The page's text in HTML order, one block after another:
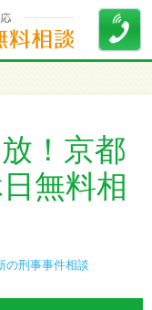
！京都
無料相
の刑事事件相談